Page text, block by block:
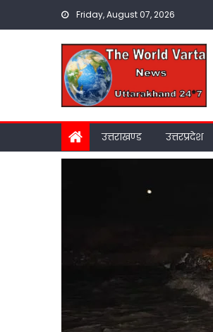
Friday, August 07, 2026
उत्तराखण्ड उत्तरप्रदेश